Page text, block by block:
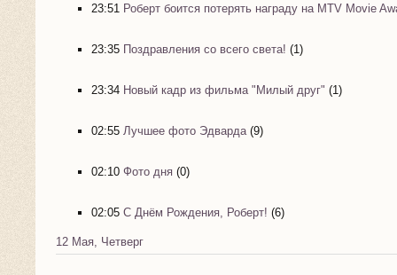
23:51 Роберт боится потерять награду на MTV Movie
23:35 Поздравления со всего света! (1)
23:34 Новый кадр из фильма "Милый друг" (1)
02:55 Лучшее фото Эдварда (9)
02:10 Фото дня (0)
02:05 С Днём Рождения, Роберт! (6)
12 Мая, Четверг